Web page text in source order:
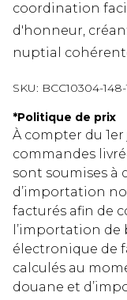
coordination
d'honneur,
nuptial
SKU: BCC10304-148-
*Politique de prix
À compter du
commandes
sont soumises à
d’importation
facturés afin de
l’importation de
électronique de
calculés au
douane et